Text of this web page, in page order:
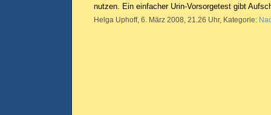
nutzen. Ein einfacher Urin-Vorsorgetest gibt
Helga Uphoff, 6. März 2008, 21.26 Uhr, Kategorie: